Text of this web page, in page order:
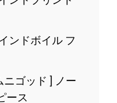
ンドボイル フ
ニゴッド ] ノー
ース